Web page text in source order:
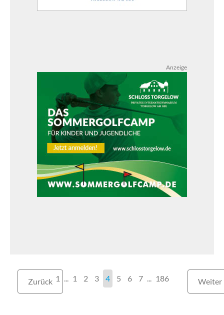
Anzeige
Zurück 1 1 2 3 4 5 6 7 186 Weiter